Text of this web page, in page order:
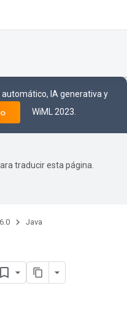
IA generativa y
WiML 2023.
traducir esta página.
Java